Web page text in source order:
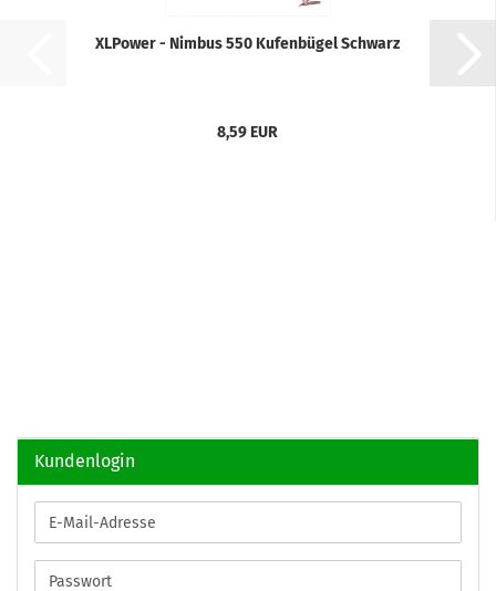
XLPower - Nimbus 550 Kufenbügel Schwarz
8,59 EUR
Kundenlogin
E-
Mail-
Adresse
Passwort